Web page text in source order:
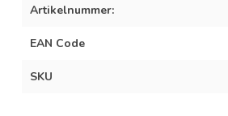
Artikelnummer:
EAN Code
SKU